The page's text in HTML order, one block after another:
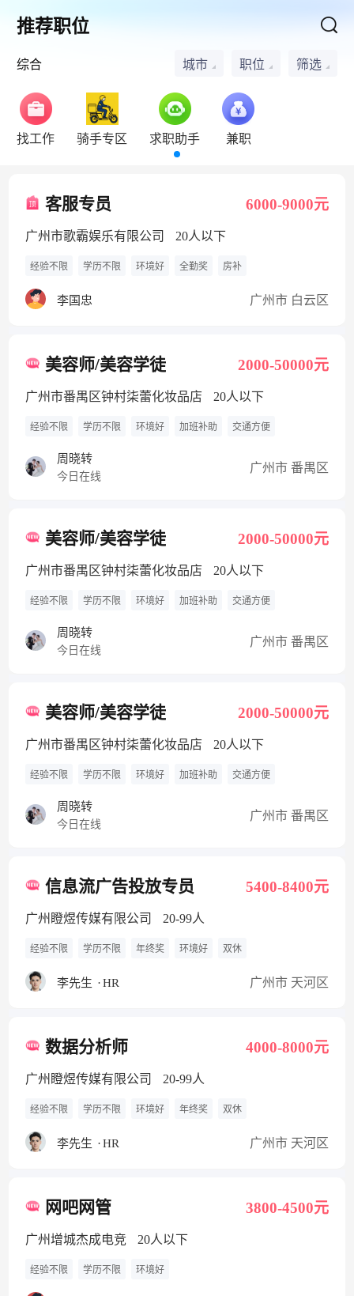
推荐职位
综合 城市 职位 筛选
找工作 骑手专区 求职助手 兼职
客服专员 6000-9000元
广州市歌霸娱乐有限公司 20人以下
经验不限 学历不限 环境好 全勤奖 房补
李国忠 广州市 白云区
美容师/美容学徒 2000-50000元
广州市番禺区钟村柒蕾化妆品店 20人以下
经验不限 学历不限 环境好 加班补助 交通方便
周晓转
今日在线
广州市 番禺区
美容师/美容学徒 2000-50000元
广州市番禺区钟村柒蕾化妆品店 20人以下
经验不限 学历不限 环境好 加班补助 交通方便
周晓转
今日在线
广州市 番禺区
美容师/美容学徒 2000-50000元
广州市番禺区钟村柒蕾化妆品店 20人以下
经验不限 学历不限 环境好 加班补助 交通方便
周晓转
今日在线
广州市 番禺区
信息流广告投放专员 5400-8400元
广州瞪煜传媒有限公司 20-99人
经验不限 学历不限 年终奖 环境好 双休
李先生 ·HR 广州市 天河区
数据分析师 4000-8000元
广州瞪煜传媒有限公司 20-99人
经验不限 学历不限 环境好 年终奖 双休
李先生 ·HR 广州市 天河区
网吧网管 3800-4500元
广州增城杰成电竞 20人以下
经验不限 学历不限 环境好